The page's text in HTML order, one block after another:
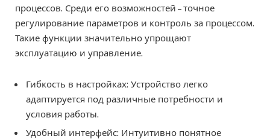
процессов. Среди его возможностей – точное
регулирование параметров и контроль за процессом.
Такие функции значительно упрощают
эксплуатацию и управление.
Гибкость в настройках: Устройство легко
адаптируется под различные потребности и
условия работы.
Удобный интерфейс: Интуитивно понятное